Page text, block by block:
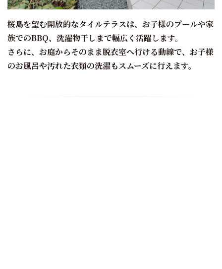
桜島を望む開放的なタイルテラスは、お子様のプールや家
族でのBBQ、洗濯物干しまで幅広く活躍します。
さらに、お庭からそのまま脱衣室へ行ける動線で、お子様
のお風呂や汚れた衣類の洗濯もスムーズに行えます。